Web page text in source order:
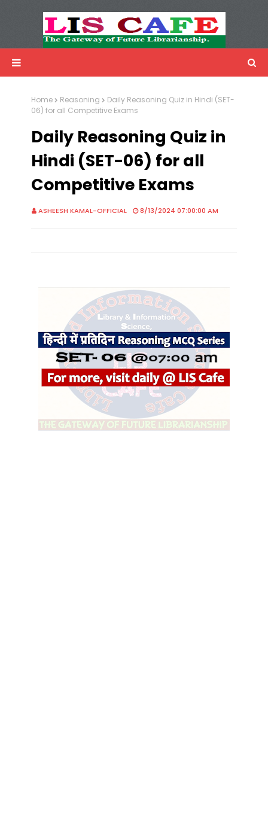
Advertisemnet
Home Reasoning
Daily Reasoning Quiz in Hindi (SET-
06) for all Competitive Exams
Daily Reasoning Quiz in
Hindi (SET-06) for all
Competitive Exams
ASHEESH KAMAL-OFFICIAL 8/13/2024 07:00:00 AM